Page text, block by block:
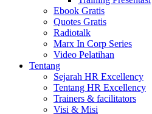
Ebook Gratis
Quotes Gratis
Radiotalk
Marx In Corp Series
Video Pelatihan
Tentang
Sejarah HR Excellency
Tentang HR Excellency
Trainers & facilitators
Visi & Misi